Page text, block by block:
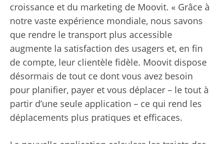
croissance et du marketing de Moovit. « Grâce à
notre vaste expérience mondiale, nous savons
que rendre le transport plus accessible
augmente la satisfaction des usagers et, en fin
de compte, leur clientèle fidèle. Moovit dispose
désormais de tout ce dont vous avez besoin
pour planifier, payer et vous déplacer – le tout à
partir d’une seule application – ce qui rend les
déplacements plus pratiques et efficaces.